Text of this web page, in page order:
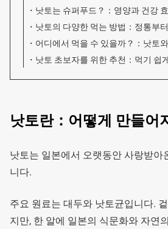
낫토는 슈퍼푸드？：영양과 건강
낫토의 다양한 먹는 방법：정통부
어디에서 먹을 수 있을까？：낫토
낫토 초보자를 위한 추천：먹기 쉽
낫토란：어떻게 만들어
낫토는 일본에서 오랫동안 사랑받아
니다.
주요 원료는 대두와 낫토균입니다.
지만, 한 알에 일본의 식문화와 자연